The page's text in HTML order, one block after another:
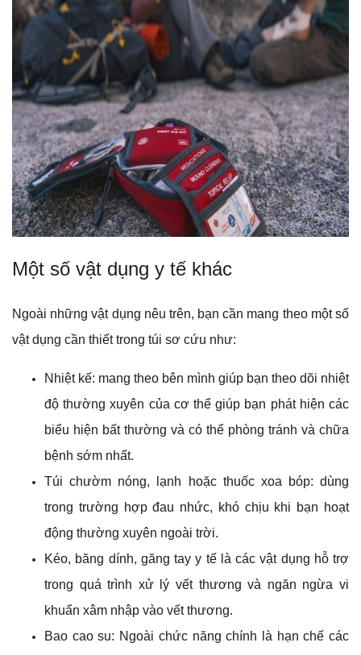
Một số vật dụng y tế khác
Ngoài những vật dụng nêu trên, bạn cần mang theo một số
vật dụng cần thiết trong túi sơ cứu như:
Nhiệt kế: mang theo bên mình giúp bạn theo dõi nhiệt
độ thường xuyên của cơ thể giúp bạn phát hiện các
biểu hiện bất thường và có thể phòng tránh và chữa
bệnh sớm nhất.
Túi chườm nóng, lạnh hoặc thuốc xoa bóp: dùng
trong trường hợp đau nhức, khó chịu khi bạn hoạt
động thường xuyên ngoài trời.
Kéo, băng dính, găng tay y tế là các vật dụng hỗ trợ
trong quá trình xử lý vết thương và ngăn ngừa vi
khuẩn xâm nhập vào vết thương.
Bao cao su: Ngoài chức năng chính là hạn chế các